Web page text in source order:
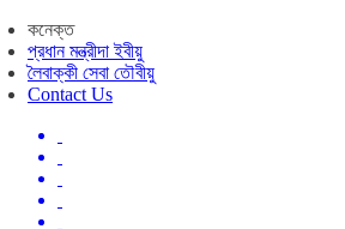
কনেক্ত
প্রধান মন্ত্রীদা ইবীয়ু
লৈবাক্কী সেবা তৌবীয়ু
Contact Us